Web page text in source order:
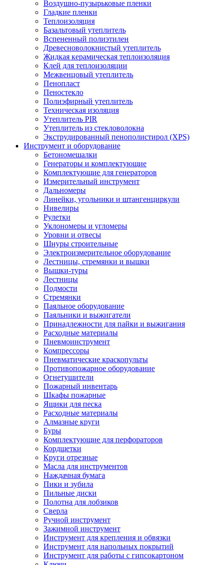
Воздушно-пузырьковые пленки
Гладкие пленки
Теплоизоляция
Базальтовый утеплитель
Вспененный полиэтилен
Древесноволокнистый утеплитель
Жидкая керамическая теплоизоляция
Клей для теплоизоляции
Межвенцовый утеплитель
Пенопласт
Пеностекло
Полиэфирный утеплитель
Техническая изоляция
Утеплитель PIR
Утеплитель из стекловолокна
Экструдированный пенополистирол (XPS)
Инструмент и оборудование
Бетономешалки
Генераторы и комплектующие
Комплектующие для генераторов
Измерительный инструмент
Дальномеры
Линейки, угольники и штангенциркули
Нивелиры
Рулетки
Уклономеры и угломеры
Уровни и отвесы
Шнуры строительные
Электроизмерительное оборудование
Лестницы, стремянки и вышки
Вышки-туры
Лестницы
Подмости
Стремянки
Паяльное оборудование
Паяльники и выжигатели
Принадлежности для пайки и выжигания
Расходные материалы
Пневмоинструмент
Компрессоры
Пневматические краскопульты
Противопожарное оборудование
Огнетушители
Пожарный инвентарь
Шкафы пожарные
Ящики для песка
Расходные материалы
Алмазные круги
Буры
Комплектующие для перфораторов
Кордщетки
Круги отрезные
Масла для инструментов
Наждачная бумага
Пики и зубила
Пильные диски
Полотна для лобзиков
Сверла
Ручной инструмент
Зажимной инструмент
Инструмент для крепления и обвязки
Инструмент для напольных покрытий
Инструмент для работы с гипсокартоном